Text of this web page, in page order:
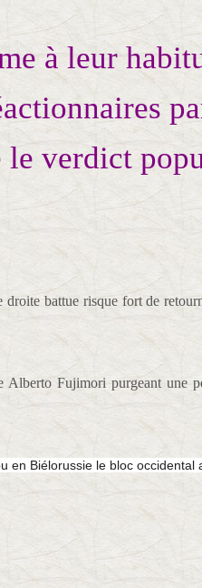
à leur
le verdict
battue risque fort de
Alberto Fujimori purgeant une
en Biélorussie le bloc occidental